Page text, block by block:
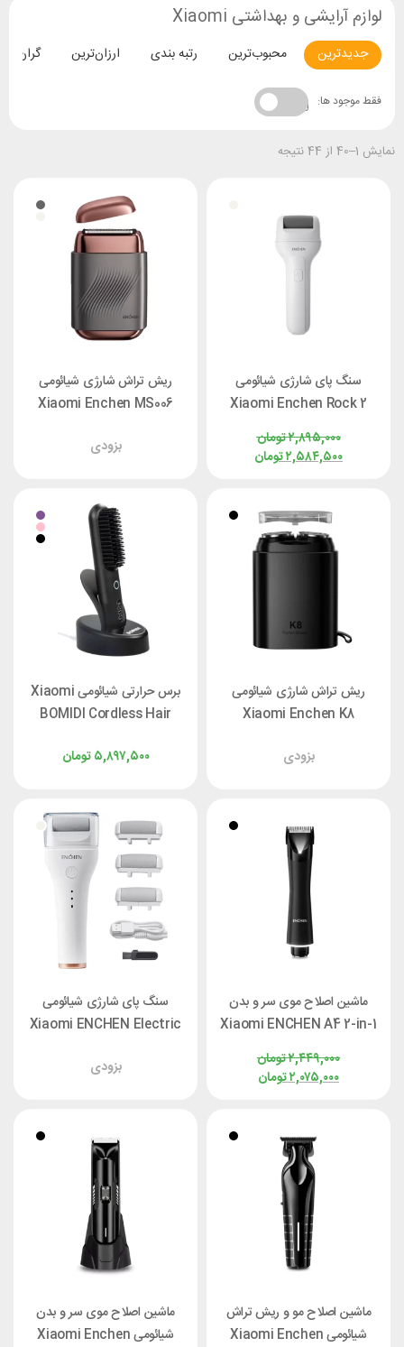
لوازم آرایشی و بهداشتی Xiaomi
جدیدترین محبوب‌ترین رتبه بندی ارزان‌ترین
فقط موجود ها:
نمایش 1–40 از 44 نتیجه
سنگ پای شارژی شیائومی
Xiaomi Enchen Rock 2
تومان۲,۸۹۵,۰۰۰
تومان۲,۵۸۴,۵۰۰
ریش تراش شارژی شیائومی
Xiaomi Enchen MS006
بزودی
ریش تراش شارژی شیائومی
Xiaomi Enchen K8
بزودی
برس حرارتی شیائومی Xiaomi
BOMIDI Cordless Hair
شارژ تومان۵,۸۹۷,۵۰۰
ماشین اصلاح موی سر و بدن
Xiaomi ENCHEN A4 2-in-1
تومان۲,۴۴۹,۰۰۰
تومان۲,۰۷۵,۰۰۰
سنگ پای شارژی شیائومی
Xiaomi ENCHEN Electric
Rock
بزودی
ماشین اصلاح مو و ریش تراش
شیائومی Xiaomi Enchen
ماشین اصلاح موی سر و بدن
شیائومی Xiaomi Enchen